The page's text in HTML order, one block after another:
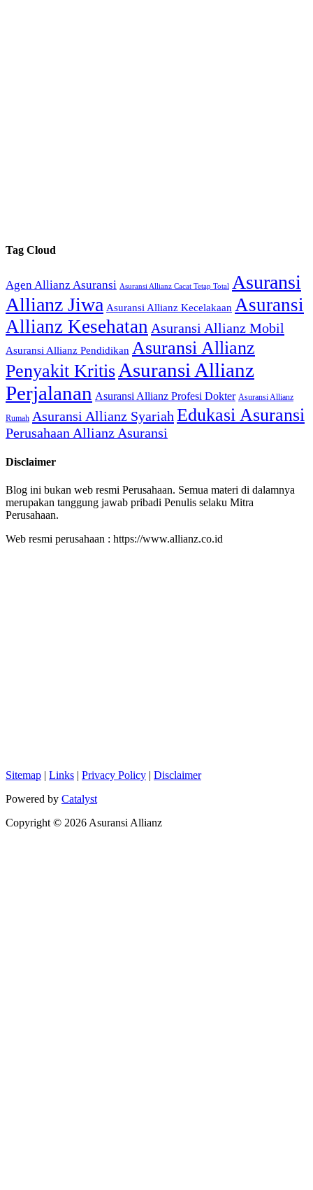
Tag Cloud
Agen Allianz Asuransi Asuransi Allianz Cacat Tetap Total
Asuransi
Allianz Jiwa Asuransi Allianz Kecelakaan Asuransi
Allianz Kesehatan Asuransi Allianz Mobil
Asuransi Allianz Pendidikan Asuransi Allianz
Penyakit Kritis Asuransi Allianz
Perjalanan Asuransi Allianz Profesi Dokter Asuransi Allianz
Rumah Asuransi Allianz Syariah Edukasi Asuransi
Perusahaan Allianz Asuransi
Disclaimer
Blog ini bukan web resmi Perusahaan. Semua materi di dalamnya
merupakan tanggung jawab pribadi Penulis selaku Mitra
Perusahaan.
Web resmi perusahaan : https://www.allianz.co.id
Sitemap | Links | Privacy Policy | Disclaimer
Powered by Catalyst
Copyright © 2026 Asuransi Allianz